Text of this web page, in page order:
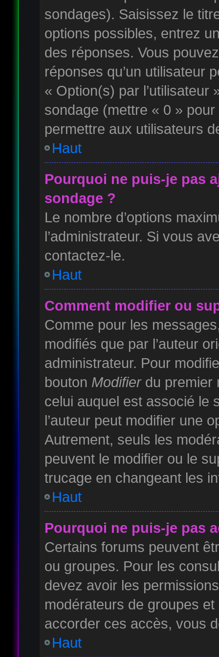
sondages). Saisissez le
options possibles, entrez
des réponses. Vous
réponses qu’un utilisateur
« Option(s) par l’utilisateur
sondage (mettre « 0 »
permettre aux utilisateurs
Haut
Pourquoi ne puis-je pas
sondage ?
Le nombre d’options
l’administrateur. Si vous
contactez-le.
Haut
Comment modifier ou
Comme pour les
modifiés que par l’auteur
administrateur. Pour
bouton Modifierdu premier
celui auquel est associé le
l’auteur peut modifier une
Autrement, seuls les
peuvent le modifier ou le
trucage en changeant les
Haut
Pourquoi ne puis-je pas
Certains forums peuvent
ou groupes. Pour les
devez avoir les
modérateurs de groupes
accorder ces accès, vous
Haut